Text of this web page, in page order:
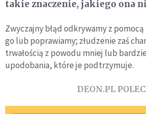
takie znaczenie, jakiego ona
Zwyczajny błąd odkrywamy z
go lub poprawiamy; złudzenie zaś
trwałością z powodu mniej lub
upodobania, które je podtrzymuje.
DEON.PL